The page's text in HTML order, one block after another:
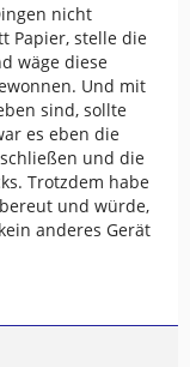
nicht
Papier, stelle die
wäge diese
Und mit
sind, sollte
es eben die
und die
Trotzdem habe
und würde,
anderes Gerät